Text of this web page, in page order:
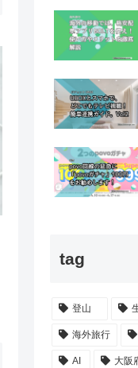
tag
登山
海外旅行
AI 大阪